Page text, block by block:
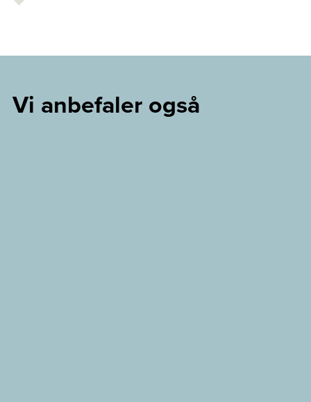
Vi anbefaler også